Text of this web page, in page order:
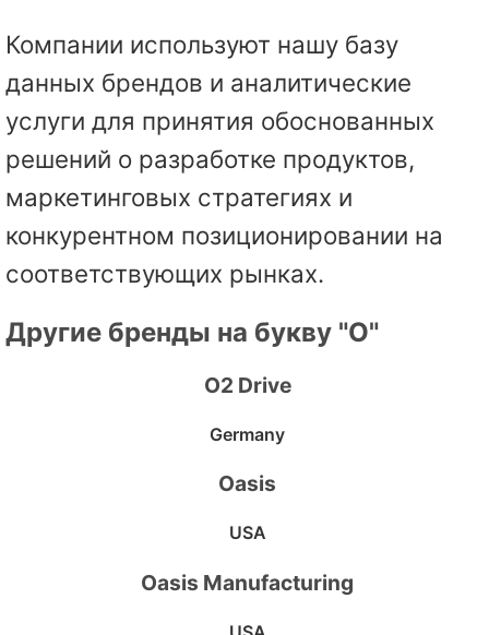
Компании используют нашу базу
данных брендов и аналитические
услуги для принятия обоснованных
решений о разработке продуктов,
маркетинговых стратегиях и
конкурентном позиционировании на
соответствующих рынках.
Другие бренды на букву "O"
O2 Drive
Germany
Oasis
USA
Oasis Manufacturing